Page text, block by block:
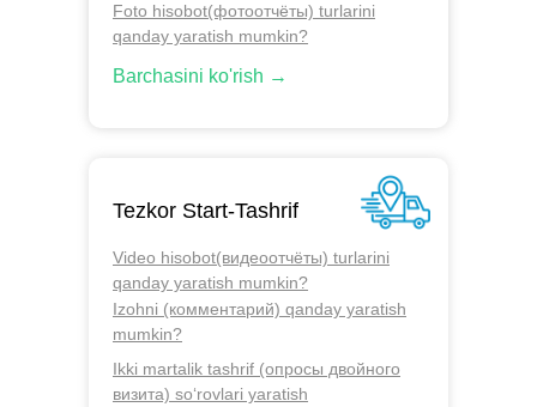
Foto hisobot(фотоотчёты) turlarini
qanday yaratish mumkin?
Barchasini ko'rish →
Tezkor Start-Tashrif
Video hisobot(видеоотчёты) turlarini
qanday yaratish mumkin?
Izohni (комментарий) qanday yaratish
mumkin?
Ikki martalik tashrif (опросы двойного
визита) so‘rovlari yaratish